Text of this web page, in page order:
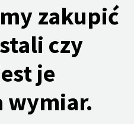
zakupić
czy
je
wymiar.